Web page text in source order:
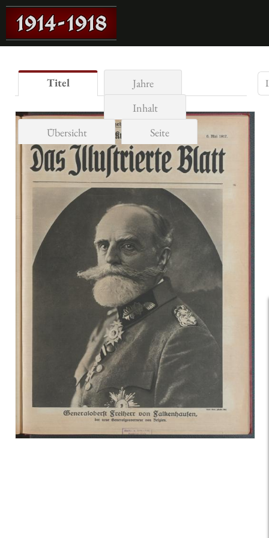
Titel
Jahre
Inhalt
Übersicht
Seite